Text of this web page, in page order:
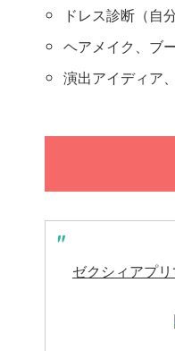
ドレス診断（自
ヘアメイク、ブ
演出アイディア
ゼクシィアプ